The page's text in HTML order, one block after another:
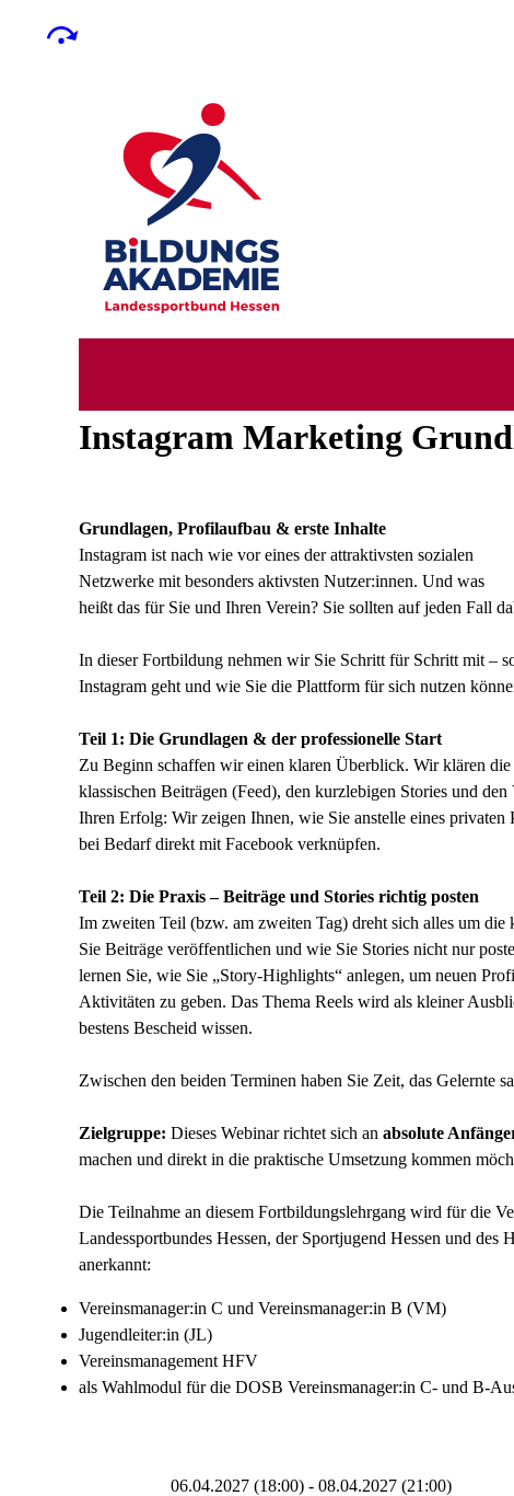
Instagram Marketing
Grundlagen, Profilaufbau & erste Inhalte
Instagram ist nach wie vor eines der attraktivsten sozialen
Netzwerke mit besonders aktivsten Nutzer:innen. Und was
heißt das für Sie und Ihren Verein? Sie sollten auf jeden Fall
In dieser Fortbildung nehmen wir Sie Schritt für Schritt mit –
Instagram geht und wie Sie die Plattform für sich nutzen
Teil 1: Die Grundlagen & der professionelle Start
Zu Beginn schaffen wir einen klaren Überblick. Wir klären
klassischen Beiträgen (Feed), den kurzlebigen Stories und
Ihren Erfolg: Wir zeigen Ihnen, wie Sie anstelle eines
bei Bedarf direkt mit Facebook verknüpfen.
Teil 2: Die Praxis – Beiträge und Stories richtig posten
Im zweiten Teil (bzw. am zweiten Tag) dreht sich alles um
Sie Beiträge veröffentlichen und wie Sie Stories nicht nur
lernen Sie, wie Sie „Story-Highlights“ anlegen, um neuen
Aktivitäten zu geben. Das Thema Reels wird als kleiner
bestens Bescheid wissen.
Zwischen den beiden Terminen haben Sie Zeit, das Gelernte
Zielgruppe: Dieses Webinar richtet sich an absolute
machen und direkt in die praktische Umsetzung kommen
Die Teilnahme an diesem Fortbildungslehrgang wird für die
Landessportbundes Hessen, der Sportjugend Hessen und des
anerkannt:
Vereinsmanager:in C und Vereinsmanager:in B (VM)
Jugendleiter:in (JL)
Vereinsmanagement HFV
als Wahlmodul für die DOSB Vereinsmanager:in C- und B-
06.04.2027 (18:00) - 08.04.2027 (21:00)